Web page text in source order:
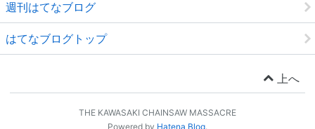
週刊はてなブログ
はてなブログトップ
上へ
THE KAWASAKI CHAINSAW MASSACRE
Powered by Hatena Blog.